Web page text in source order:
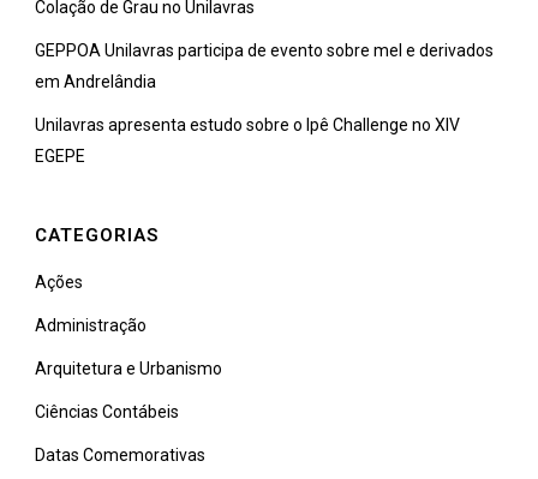
Colação de Grau no Unilavras
GEPPOA Unilavras participa de evento sobre mel e derivados
em Andrelândia
Unilavras apresenta estudo sobre o Ipê Challenge no XIV
EGEPE
CATEGORIAS
Ações
Administração
Arquitetura e Urbanismo
Ciências Contábeis
Datas Comemorativas